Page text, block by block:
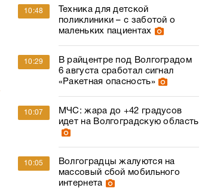
10:48
Техника для детской
поликлиники – с заботой о
маленьких пациентах
10:29
В райцентре под Волгоградом
6 августа сработал сигнал
«Ракетная опасность»
10:07
МЧС: жара до +42 градусов
идет на Волгоградскую область
10:05
Волгоградцы жалуются на
массовый сбой мобильного
интернета